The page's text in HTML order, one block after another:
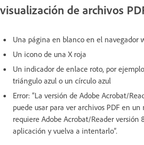
visualización de archivos
Una página en blanco en el navegador
Un icono de una X roja
Un indicador de enlace roto, por
triángulo azul o un círculo azul
Error: “La versión de Adobe Acrobat/
puede usar para ver archivos PDF en un
requiere Adobe Acrobat/Reader versión
aplicación y vuelva a intentarlo”.